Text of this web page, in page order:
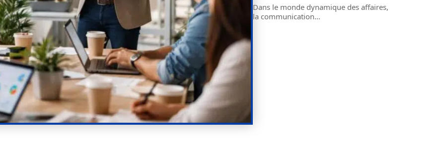
Dans le monde dynamique des affaires,
la communication…